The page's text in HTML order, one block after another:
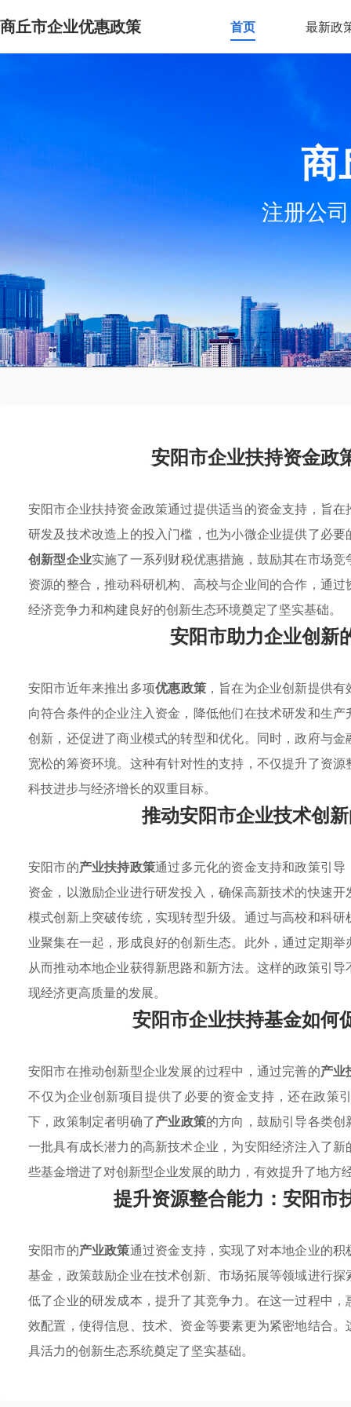
商丘市企业优惠政策 首页 最新政
商
注册公
安阳市企业扶持资金政
安阳市企业扶持资金政策通过提供适当的资金支持，旨在
研发及技术改造上的投入门槛，也为小微企业提供了必
创新型企业实施了一系列财税优惠措施，鼓励其在市场
资源的整合，推动科研机构、高校与企业间的合作，通
经济竞争力和构建良好的创新生态环境奠定了坚实基础。
安阳市助力企业创新
安阳市近年来推出多项优惠政策，旨在为企业创新提供
向符合条件的企业注入资金，降低他们在技术研发和生
创新，还促进了商业模式的转型和优化。同时，政府与
宽松的筹资环境。这种有针对性的支持，不仅提升了资
科技进步与经济增长的双重目标。
推动安阳市企业技术创
安阳市的产业扶持政策通过多元化的资金支持和政策引
资金，以激励企业进行研发投入，确保高新技术的快速
模式创新上突破传统，实现转型升级。通过与高校和科
业聚集在一起，形成良好的创新生态。此外，通过定期
从而推动本地企业获得新思路和新方法。这样的政策引
现经济更高质量的发展。
安阳市企业扶持基金如何
安阳市在推动创新型企业发展的过程中，通过完善的产业
不仅为企业创新项目提供了必要的资金支持，还在政策
下，政策制定者明确了产业政策的方向，鼓励引导各类
一批具有成长潜力的高新技术企业，为安阳经济注入了
些基金增进了对创新型企业发展的助力，有效提升了地方
提升资源整合能力：安阳市
安阳市的产业政策通过资金支持，实现了对本地企业的
基金，政策鼓励企业在技术创新、市场拓展等领域进行
低了企业的研发成本，提升了其竞争力。在这一过程中
效配置，使得信息、技术、资金等要素更为紧密地结合
具活力的创新生态系统奠定了坚实基础。